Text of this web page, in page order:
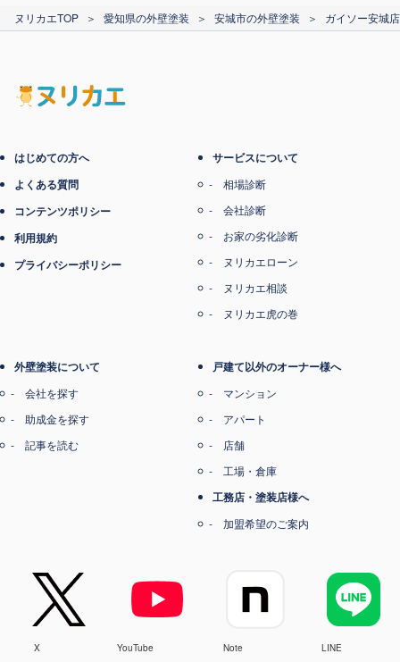
カード支払い
ヌリカエTOP ＞ 愛知県の外壁塗装 ＞ 安城市の外壁塗装 ＞ ガイソー安城
はじめての方へ
よくある質問
コンテンツポリシー
利用規約
プライバシーポリシー
サービスについて
相場診断
会社診断
お家の劣化診断
ヌリカエローン
ヌリカエ相談
ヌリカエ虎の巻
外壁塗装について
会社を探す
助成金を探す
記事を読む
戸建て以外のオーナー様へ
マンション
アパート
店舗
工場・倉庫
工務店・塗装店様へ
加盟希望のご案内
X YouTube Note LINE